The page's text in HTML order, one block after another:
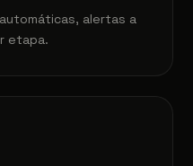
alertas a
etapa.